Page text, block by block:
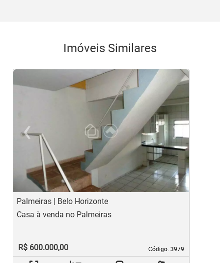
Imóveis Similares
‹
Previous
›
Palmeiras | Belo Horizonte
Código. 3979
Código. 3979
Casa à venda no Palmeiras
R$ 600.000,00